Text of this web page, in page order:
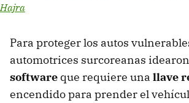
Hajra
Para proteger los autos
automotrices surcoreanas
software que requiere una llave
encendido para prender el